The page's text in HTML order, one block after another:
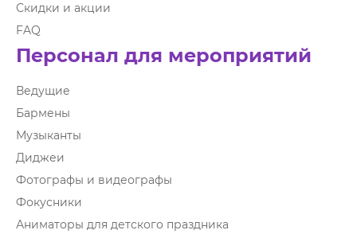
Скидки и акции
FAQ
Персонал для мероприятий
Ведущие
Бармены
Музыканты
Диджеи
Фотографы и видеографы
Фокусники
Аниматоры для детского праздника